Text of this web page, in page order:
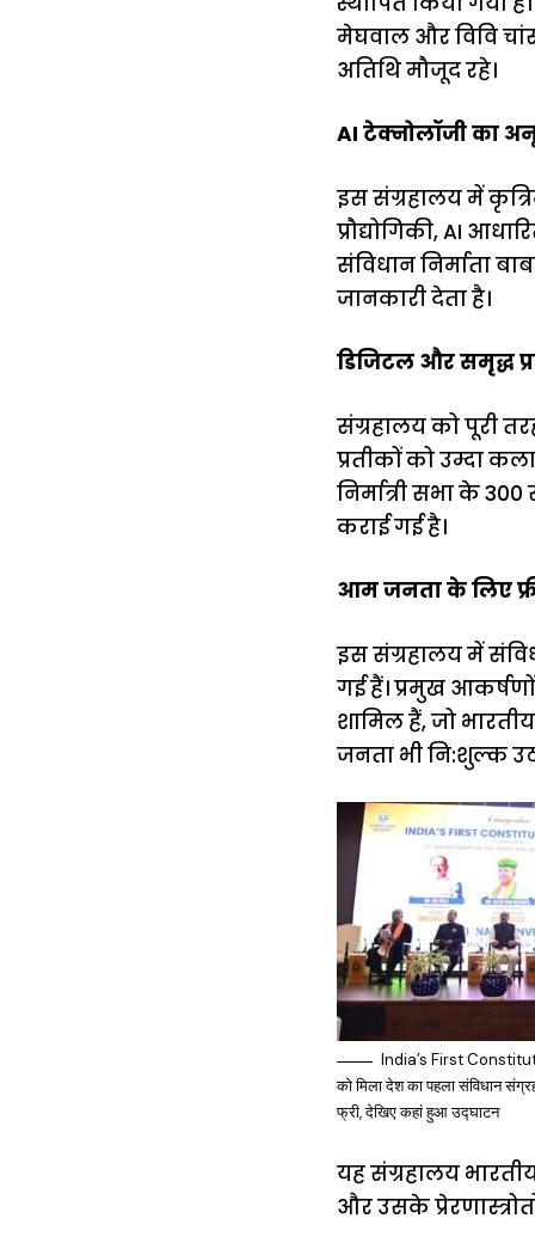
मेघवाल और विवि
अतिथि मौजूद रहे।
AI टेक्नोलॉजी का
इस संग्रहालय में
प्रौद्योगिकी, AI
संविधान निर्माता
जानकारी देता है।
डिजिटल और समृद्ध
संग्रहालय को पूरी
प्रतीकों को उम्दा
निर्मात्री सभा के
कराई गई है।
आम जनता के लिए
इस संग्रहालय में
गई हैं। प्रमुख
शामिल हैं, जो
जनता भी नि:शुल्क
India’s First
को मिला देश का पहला संविधान
फ्री, देखिए कहां हुआ उद्घाटन
यह संग्रहालय
और उसके